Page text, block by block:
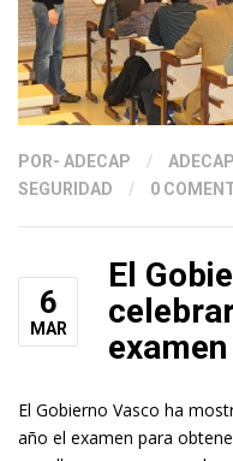
POR- ADECAP /
SEGURIDAD
/ 0
6
MAR
El
El Gobierno Vasco ha
año el examen para